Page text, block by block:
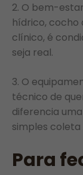
O bem-
hídrico,
clínico, é
seja real.
O
técnico de
diferencia
simples coleta
Para